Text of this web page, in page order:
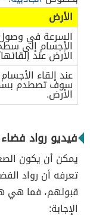
الأرض
السرعة في
الأجسام إلى
الأرض عند
عند إلقاء الأجسام
سوف تصطدم
الأرض.
فيديو رواد
يمكن أن يكون
تعرفه أن رواد
قبولهم، فما هي
الإجابة: